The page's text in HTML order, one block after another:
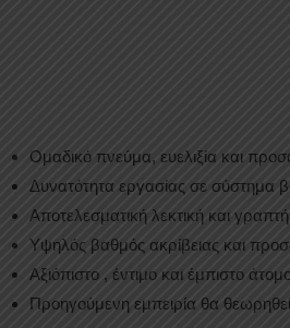
Ομαδικό πνεύμα, ευελιξία και
Δυνατότητα εργασίας σε σύστημα
Αποτελεσματική λεκτική και
Υψηλός βαθμός ακρίβειας και
Αξιόπιστο , έντιμο και έμπιστο
Προηγούμενη εμπειρία θα